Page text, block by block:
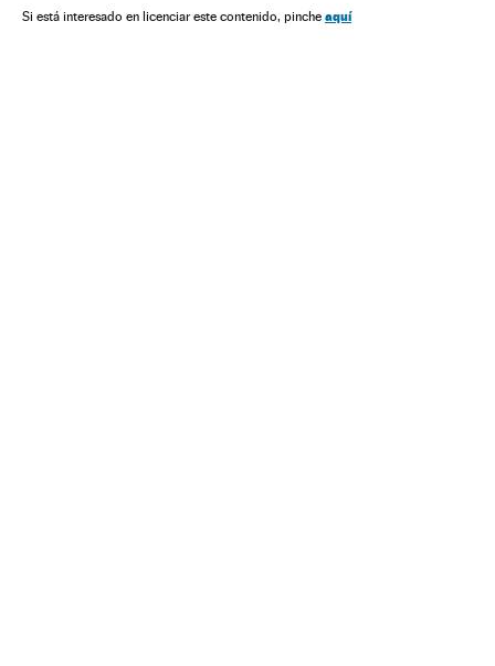
Si está interesado en licenciar este contenido, pinche aquí